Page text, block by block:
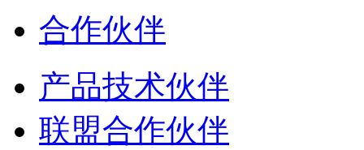
合作伙伴
产品技术伙伴
联盟合作伙伴